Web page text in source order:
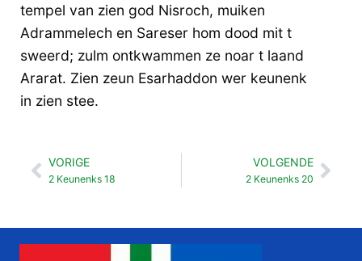
tempel van zien god Nisroch, muiken
Adrammelech en Sareser hom dood mit t
sweerd; zulm ontkwammen ze noar t laand
Ararat. Zien zeun Esarhaddon wer keunenk
in zien stee.
Vorige
VORIGE
2 Keunenks 18
VOLGENDE
2 Keunenks 20